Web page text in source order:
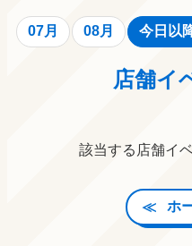
07月 08月 今日以
店舗イ
該当する店舗イ
ホ